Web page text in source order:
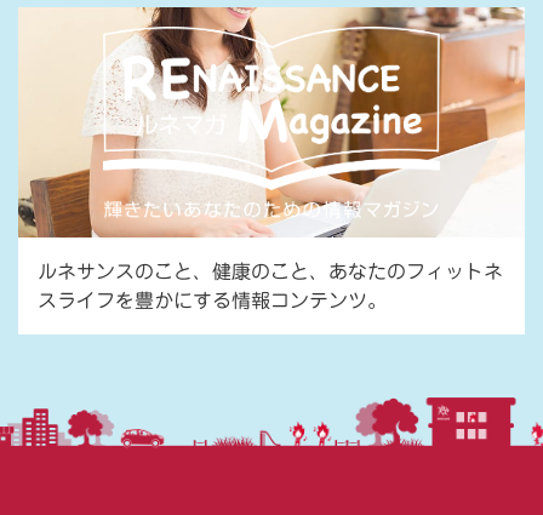
ルネサンスのこと、健康のこと、あなたのフィットネ
スライフを豊かにする情報コンテンツ。